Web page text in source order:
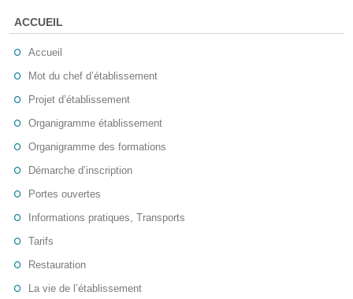
ACCUEIL
Accueil
Mot du chef d’établissement
Projet d’établissement
Organigramme établissement
Organigramme des formations
Démarche d’inscription
Portes ouvertes
Informations pratiques, Transports
Tarifs
Restauration
La vie de l’établissement